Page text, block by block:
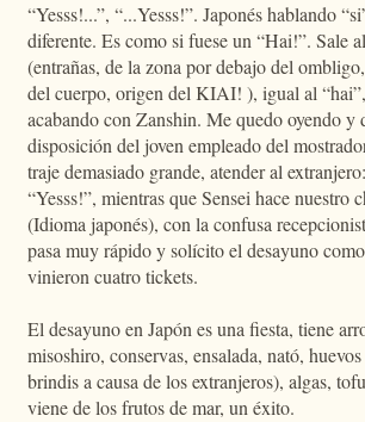
“Yesss!...”, “...Yesss!”. Japonés hablando
diferente. Es como si fuese un “Hai!”. Sale
(entrañas, de la zona por debajo del
del cuerpo, origen del KIAI! ), igual al
acabando con Zanshin. Me quedo oyendo y
disposición del joven empleado del
traje demasiado grande, atender al
“Yesss!”, mientras que Sensei hace nuestro
(Idioma japonés), con la confusa
pasa muy rápido y solícito el desayuno
vinieron cuatro tickets.
El desayuno en Japón es una fiesta, tiene
misoshiro, conservas, ensalada, nató,
brindis a causa de los extranjeros), algas,
viene de los frutos de mar, un éxito.